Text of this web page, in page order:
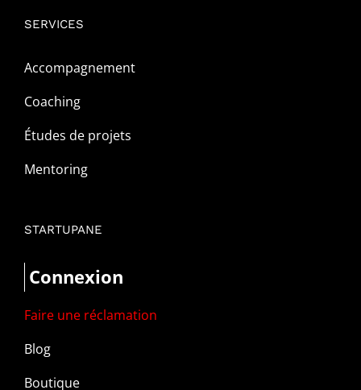
SERVICES
Accompagnement
Coaching
Études de projets
Mentoring
STARTUPANE
Connexion
Faire une réclamation
Blog
Boutique